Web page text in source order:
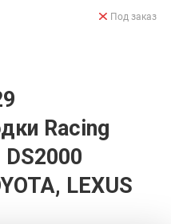
Racing
LEXUS
Под заказ